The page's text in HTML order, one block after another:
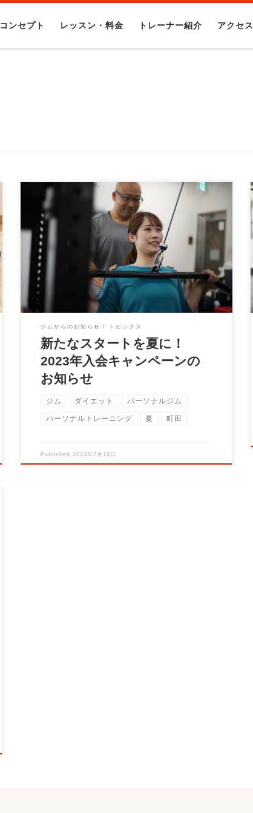
コンセプト レッスン・料金 トレーナー紹介 アクセス
夏の到来！2023年夏の入会キャンペーンがス
タートします 2023年の夏が近づいてきまし
た！ 当ジム […]
ジムからのお知らせ トピックス
新たなスタートを夏に！
2023年入会キャンペーンの
お知らせ
ジム ダイエット パーソナルジム
パーソナルトレーニング 夏 町田
Published 2023年7月18日